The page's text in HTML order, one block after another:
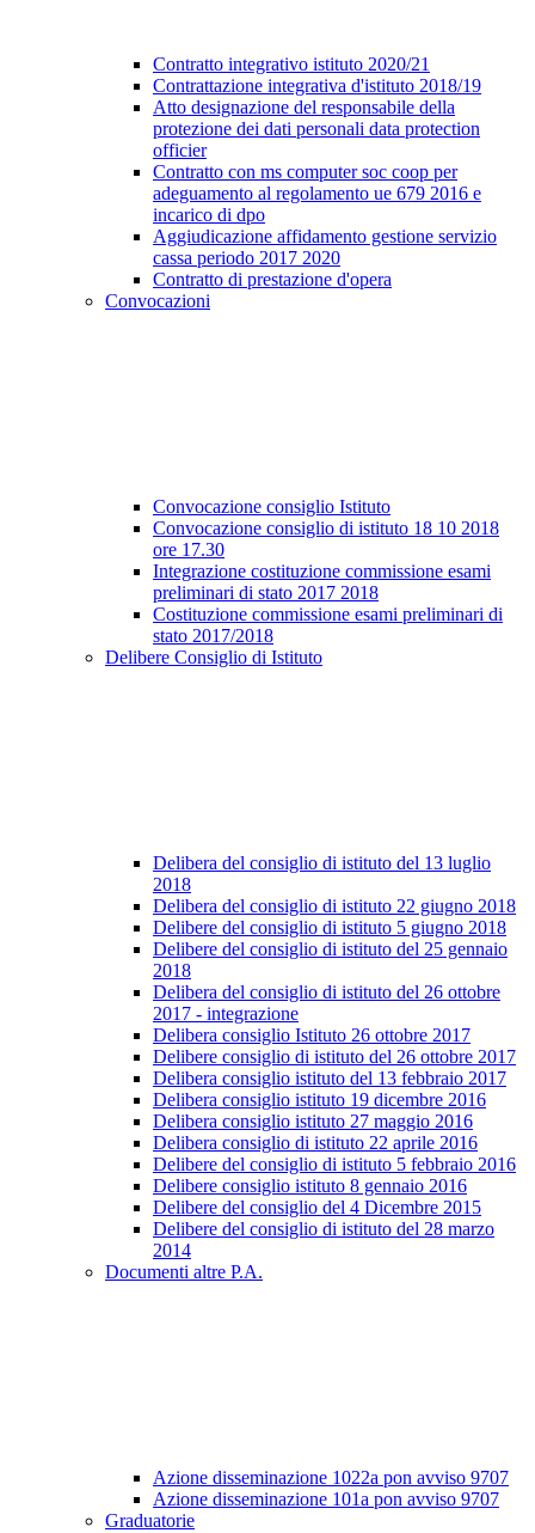
Contratto integrativo istituto 2020/21
Contrattazione integrativa d'istituto 2018/19
Atto designazione del responsabile della
protezione dei dati personali data protection
officier
Contratto con ms computer soc coop per
adeguamento al regolamento ue 679 2016 e
incarico di dpo
Aggiudicazione affidamento gestione servizio
cassa periodo 2017 2020
Contratto di prestazione d'opera
Convocazioni
Convocazione consiglio Istituto
Convocazione consiglio di istituto 18 10 2018
ore 17.30
Integrazione costituzione commissione esami
preliminari di stato 2017 2018
Costituzione commissione esami preliminari di
stato 2017/2018
Delibere Consiglio di Istituto
Delibera del consiglio di istituto del 13 luglio
2018
Delibera del consiglio di istituto 22 giugno 2018
Delibere del consiglio di istituto 5 giugno 2018
Delibere del consiglio di istituto del 25 gennaio
2018
Delibera del consiglio di istituto del 26 ottobre
2017 - integrazione
Delibera consiglio Istituto 26 ottobre 2017
Delibere consiglio di istituto del 26 ottobre 2017
Delibera consiglio istituto del 13 febbraio 2017
Delibera consiglio istituto 19 dicembre 2016
Delibera consiglio istituto 27 maggio 2016
Delibera consiglio di istituto 22 aprile 2016
Delibere del consiglio di istituto 5 febbraio 2016
Delibere consiglio istituto 8 gennaio 2016
Delibere del consiglio del 4 Dicembre 2015
Delibere del consiglio di istituto del 28 marzo
2014
Documenti altre P.A.
Azione disseminazione 1022a pon avviso 9707
Azione disseminazione 101a pon avviso 9707
Graduatorie